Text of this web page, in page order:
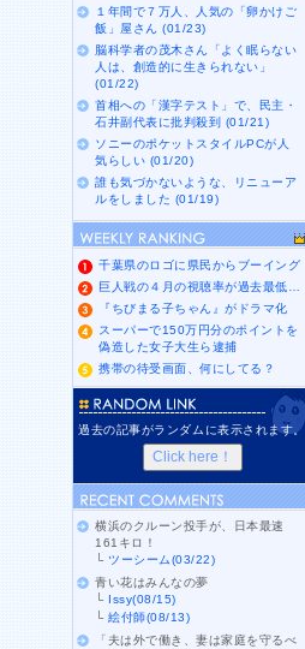
１年間で７万人、人気の「卵かけご
飯」屋さん (01/23)
脳科学者の茂木さん「よく眠らない
人は、創造的に生きられない」
(01/22)
首相への「漢字テスト」で、民主・
石井副代表に批判殺到 (01/21)
ソニーのポケットスタイルPCが人
気らしい (01/20)
誰も気づかないような、リニューア
ルをしました (01/19)
千葉県のロゴに県民からブーイング
巨人戦の４月の視聴率が過去最低…
『ちびまる子ちゃん』がドラマ化
スーパーで150万円分のポイントを
偽造した女子大生ら逮捕
携帯の待受画面、何にしてる？
過去の記事がランダムに表示されます。
横浜のクルーン投手が、日本最速
161キロ！
└ツーシーム(03/22)
青い花はみんなの夢
└ Issy(08/15)
└絵付師(08/13)
「夫は外で働き、妻は家庭を守るべ